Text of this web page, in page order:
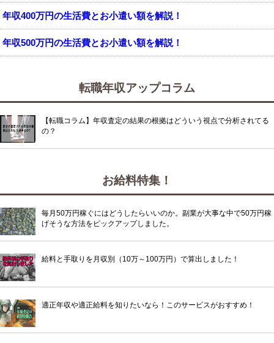
年収400万円の生活費とお小遣い額を解説！
年収500万円の生活費とお小遣い額を解説！
転職年収アップコラム
【転職コラム】年収査定の結果の根拠はどういう視点で分析されてる
の？
お給料特集！
毎月50万円稼ぐにはどうしたらいいのか。副業が大事な中で50万円稼
げそうな方法をピックアップしました。
給料と手取りを月収別（10万～100万円）で算出しました！
適正年収や適正給料を知りたいなら！このサービスがおすすめ！